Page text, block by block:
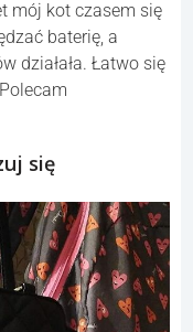
mój kot czasem się
baterię, a
działała. Łatwo się
się